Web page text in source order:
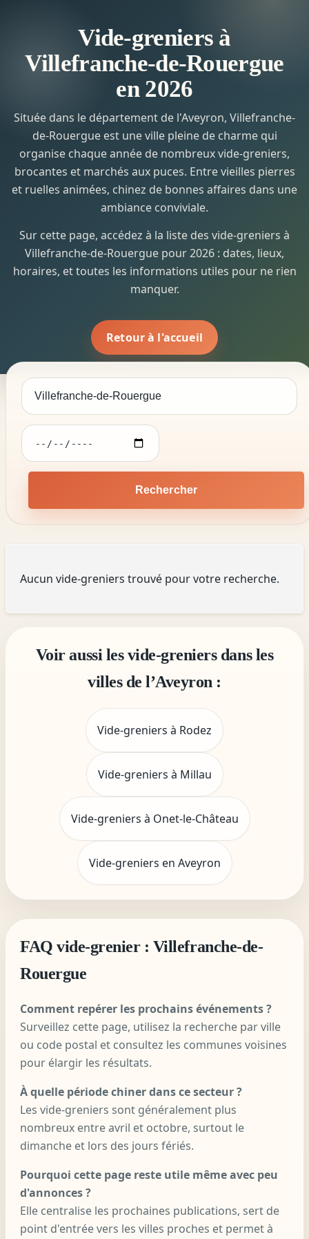
Vide-greniers à
Villefranche-de-Rouergue
en 2026
Située dans le département de l'Aveyron, Villefranche-
de-Rouergue est une ville pleine de charme qui
organise chaque année de nombreux vide-greniers,
brocantes et marchés aux puces. Entre vieilles pierres
et ruelles animées, chinez de bonnes affaires dans une
ambiance conviviale.
Sur cette page, accédez à la liste des vide-greniers à
Villefranche-de-Rouergue pour 2026 : dates, lieux,
horaires, et toutes les informations utiles pour ne rien
manquer.
Retour à l'accueil
Rechercher
Aucun vide-greniers trouvé pour votre recherche.
Voir aussi les vide-greniers dans les
villes de l’Aveyron :
Vide-greniers à Rodez
Vide-greniers à Millau
Vide-greniers à Onet-le-Château
Vide-greniers en Aveyron
FAQ vide-grenier : Villefranche-de-
Rouergue
Comment repérer les prochains événements ?
Surveillez cette page, utilisez la recherche par ville
ou code postal et consultez les communes voisines
pour élargir les résultats.
À quelle période chiner dans ce secteur ?
Les vide-greniers sont généralement plus
nombreux entre avril et octobre, surtout le
dimanche et lors des jours fériés.
Pourquoi cette page reste utile même avec peu
d'annonces ?
Elle centralise les prochaines publications, sert de
point d'entrée vers les villes proches et permet à